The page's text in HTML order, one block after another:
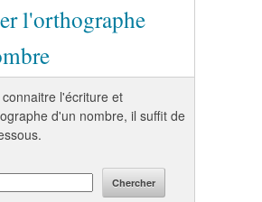
l'orthographe
connaitre l'écriture et
d'un nombre, il suffit de